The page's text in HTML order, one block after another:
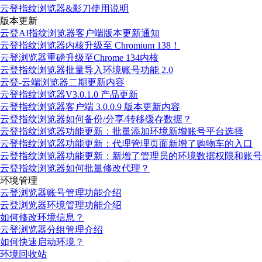
云登指纹浏览器&影刀使用说明
版本更新
云登AI指纹浏览器客户端版本更新通知
云登指纹浏览器内核升级至 Chromium 138！
云登浏览器重磅升级至Chrome 134内核
云登指纹浏览器批量导入环境账号功能 2.0
云登-云端浏览器二期更新内容
云登指纹浏览器V3.0.1.0 产品更新
云登指纹浏览器客户端 3.0.0.9 版本更新内容
云登指纹浏览器如何备份/分享/转移缓存数据？
云登指纹浏览器功能更新：批量添加环境新增账号平台选择
云登指纹浏览器功能更新：代理管理页面新增了购物车的入口
云登指纹浏览器功能更新：新增了管理员的环境数据权限和账
云登指纹浏览器如何批量修改代理？
环境管理
云登浏览器账号管理功能介绍
云登浏览器环境管理功能介绍
如何修改环境信息？
云登浏览器分组管理介绍
如何快速启动环境？
环境回收站